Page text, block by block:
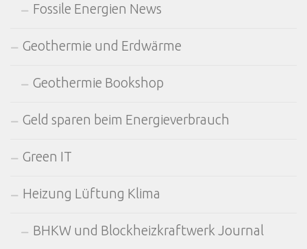
Fossile Energien News
Geothermie und Erdwärme
Geothermie Bookshop
Geld sparen beim Energieverbrauch
Green IT
Heizung Lüftung Klima
BHKW und Blockheizkraftwerk Journal